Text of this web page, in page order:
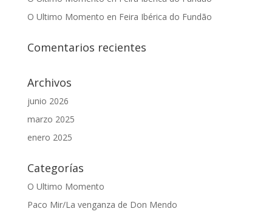
O Ultimo Momento en Feira Ibérica do Fundão
Comentarios recientes
Archivos
junio 2026
marzo 2025
enero 2025
Categorías
O Ultimo Momento
Paco Mir/La venganza de Don Mendo